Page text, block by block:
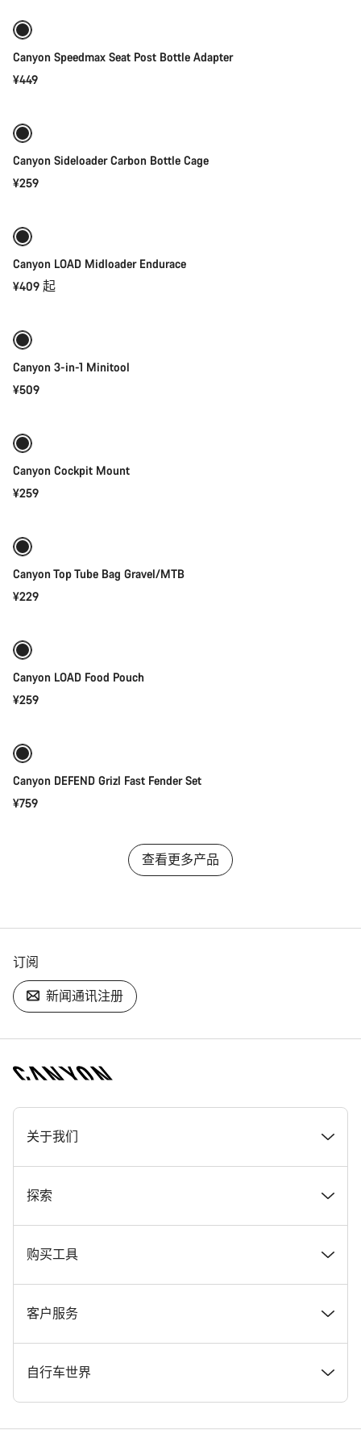
Canyon Speedmax Seat Post Bottle Adapter
¥449
Canyon Sideloader Carbon Bottle Cage
¥259
Canyon LOAD Midloader Endurace
¥409 起
Canyon 3-in-1 Minitool
¥509
Canyon Cockpit Mount
¥259
Canyon Top Tube Bag Gravel/MTB
¥229
Canyon LOAD Food Pouch
¥259
Canyon DEFEND Grizl Fast Fender Set
¥759
查看更多产品
订阅
新闻通讯注册
[footer.linksList.title]
关于我们
奖项
在 Canyon 工作
Canyon 新闻发布室
条款和条件
法律披露
探索
新闻和故事
提示和建议
Canyon Home Koblenz
会员礼遇
购买工具
找到您梦寐以求的 Canyon 自行车
现货自行车
找到您的 Canyon 尺寸
客户服务
支持中心
服务网点
自行车世界
公路车